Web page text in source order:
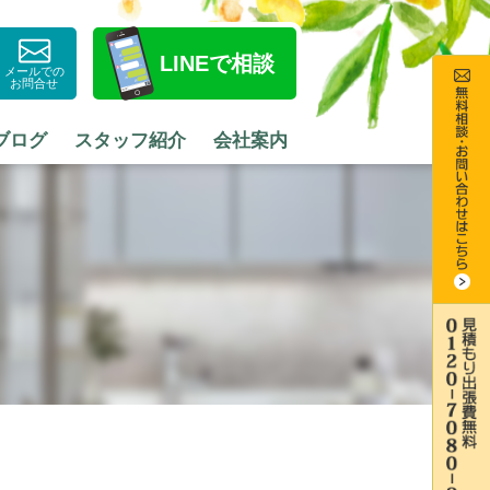
メールでの
お問合せ
LINEで相談
ログ スタッフ紹介 会社案内